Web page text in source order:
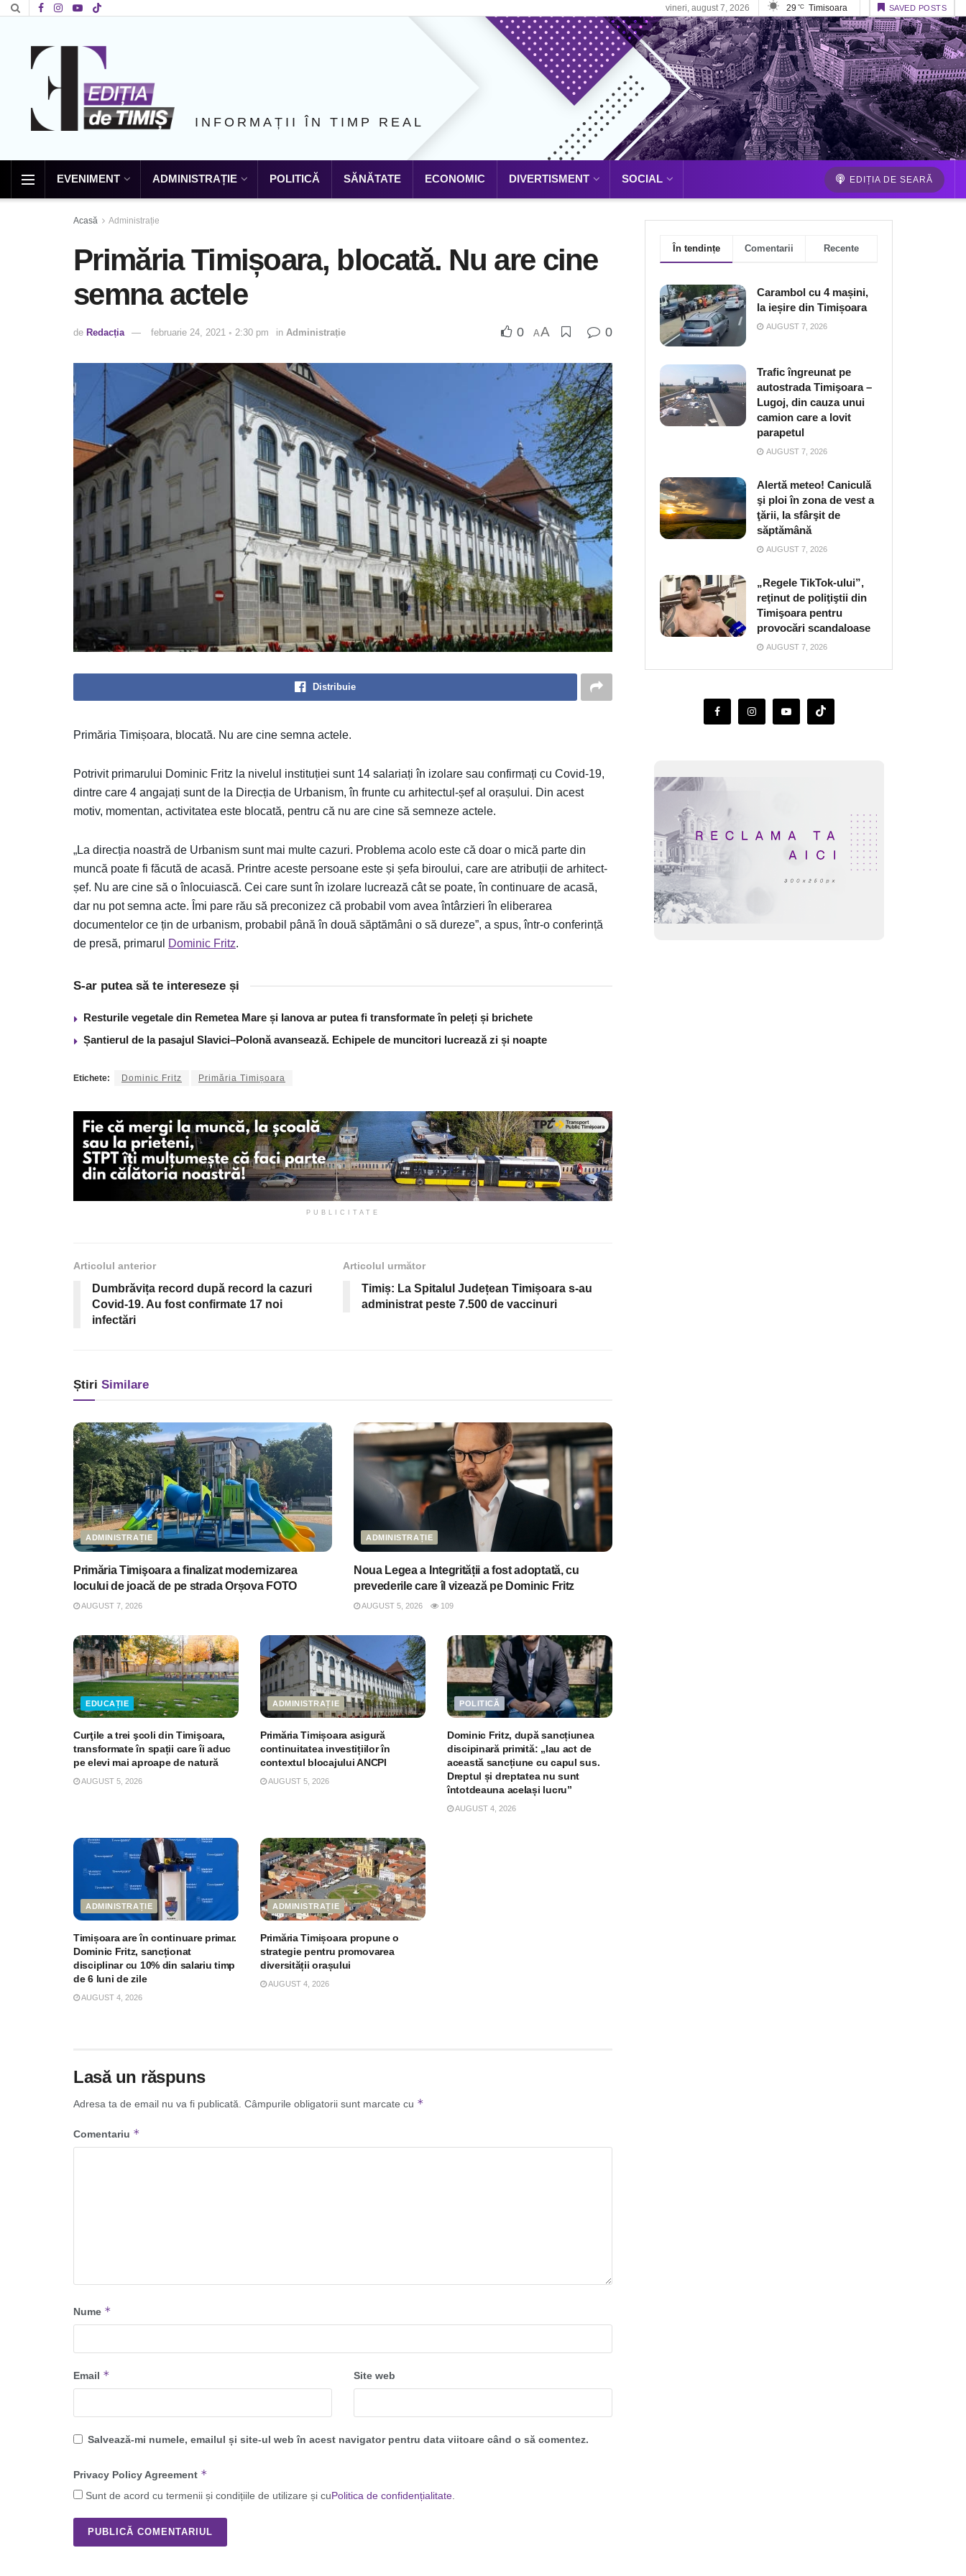
vineri, august 7, 2026 29 °C Timisoara SAVED POSTS
INFORMAȚII ÎN TIMP REAL
EVENIMENT ADMINISTRAȚIE POLITICĂ SĂNĂTATE ECONOMIC DIVERTISMENT SOCIAL EDIȚIA DE SEARĂ
Acasă Administrație
Primăria Timișoara, blocată. Nu are cine
semna actele
de Redacția februarie 24, 2021 ◦ 2:30 pm in Administrație 0 AA 0
Distribuie
Primăria Timișoara, blocată. Nu are cine semna actele.
Potrivit primarului Dominic Fritz la nivelul instituției sunt 14 salariați în izolare sau confirmați cu Covid-19,
dintre care 4 angajați sunt de la Direcția de Urbanism, în frunte cu arhitectul-șef al orașului. Din acest
motiv, momentan, activitatea este blocată, pentru că nu are cine să semneze actele.
„La direcția noastră de Urbanism sunt mai multe cazuri. Problema acolo este că doar o mică parte din
muncă poate fi făcută de acasă. Printre aceste persoane este și șefa biroului, care are atribuții de arhitect-
șef. Nu are cine să o înlocuiască. Cei care sunt în izolare lucrează cât se poate, în continuare de acasă,
dar nu pot semna acte. Îmi pare rău să preconizez că probabil vom avea întârzieri în eliberarea
documentelor ce țin de urbanism, probabil până în două săptămâni o să dureze”, a spus, într-o conferință
de presă, primarul
Dominic Fritz.
S-ar putea să te intereseze și
Resturile vegetale din Remetea Mare și Ianova ar putea fi transformate în peleți și brichete
Șantierul de la pasajul Slavici–Polonă avansează. Echipele de muncitori lucrează zi și noapte
Etichete: Dominic Fritz Primăria Timișoara
PUBLICITATE
Articolul anterior
Dumbrăvița record după record la cazuri
Covid-19. Au fost confirmate 17 noi
infectări
Articolul următor
Timiș: La Spitalul Județean Timișoara s-au
administrat peste 7.500 de vaccinuri
Știri Similare
ADMINISTRAȚIE
Primăria Timişoara a finalizat modernizarea
locului de joacă de pe strada Orșova FOTO
AUGUST 7, 2026
ADMINISTRAȚIE
Noua Legea a Integrității a fost adoptată, cu
prevederile care îl vizează pe Dominic Fritz
AUGUST 5, 2026 109
EDUCAȚIE
Curţile a trei şcoli din Timişoara,
transformate în spații care îi aduc
pe elevi mai aproape de natură
AUGUST 5, 2026
ADMINISTRAȚIE
Primăria Timișoara asigură
continuitatea investițiilor în
contextul blocajului ANCPI
AUGUST 5, 2026
POLITICĂ
Dominic Fritz, după sancțiunea
discipinară primită: „Iau act de
această sancțiune cu capul sus.
Dreptul și dreptatea nu sunt
întotdeauna același lucru”
AUGUST 4, 2026
ADMINISTRAȚIE
Timișoara are în continuare primar.
Dominic Fritz, sancționat
disciplinar cu 10% din salariu timp
de 6 luni de zile
AUGUST 4, 2026
ADMINISTRAȚIE
Primăria Timișoara propune o
strategie pentru promovarea
diversității orașului
AUGUST 4, 2026
Lasă un răspuns
Adresa ta de email nu va fi publicată. Câmpurile obligatorii sunt marcate cu *
Comentariu *
Nume *
Email * Site web
Salvează-mi numele, emailul și site-ul web în acest navigator pentru data viitoare când o să comentez.
Privacy Policy Agreement *
Sunt de acord cu termenii și condițiile de utilizare și cuPolitica de confidențialitate
În tendințe Comentarii Recente
Carambol cu 4 mașini,
la ieșire din Timișoara
AUGUST 7, 2026
Trafic îngreunat pe
autostrada Timişoara –
Lugoj, din cauza unui
camion care a lovit
parapetul
AUGUST 7, 2026
Alertă meteo! Caniculă
şi ploi în zona de vest a
ţării, la sfârşit de
săptămână
AUGUST 7, 2026
„Regele TikTok-ului”,
reţinut de poliţiştii din
Timişoara pentru
provocări scandaloase
AUGUST 7, 2026